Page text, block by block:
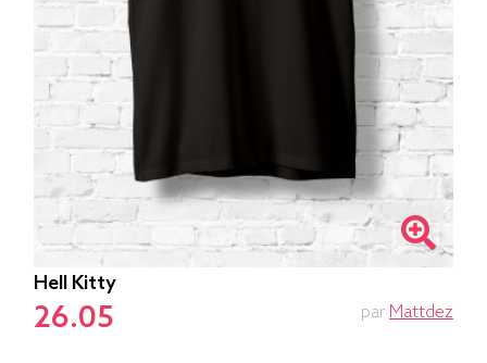
Hell Kitty
26.05 par Mattdez